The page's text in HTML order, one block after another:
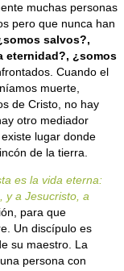
muchas personas
pero que nunca han
salvos?,
eternidad?, ¿somos
Cuando el
muerte,
de Cristo, no hay
otro mediador
lugar donde
de la tierra.
es la vida eterna:
y a Jesucristo, a
para que
Un discípulo es
su maestro. La
persona con